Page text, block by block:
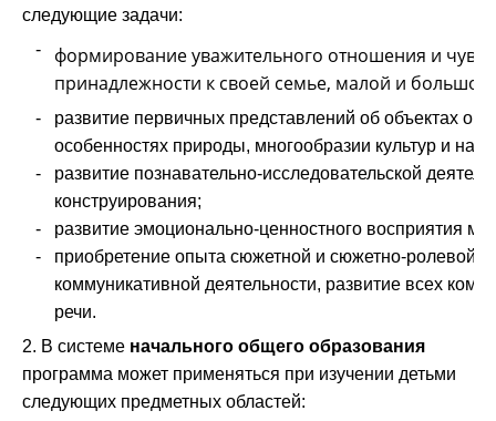
следующие задачи:
-
формирование уважительного отношения и
принадлежности к своей семье, малой и большой
-
развитие первичных представлений об объектах
особенностях природы, многообразии культур и
-
развитие познавательно-исследовательской
конструирования;
-
развитие эмоционально-ценностного восприятия
-
приобретение опыта сюжетной и сюжетно-ролевой
коммуникативной деятельности, развитие всех
речи.
2. В системе начального общего образования
программа может применяться при изучении детьми
следующих предметных областей: